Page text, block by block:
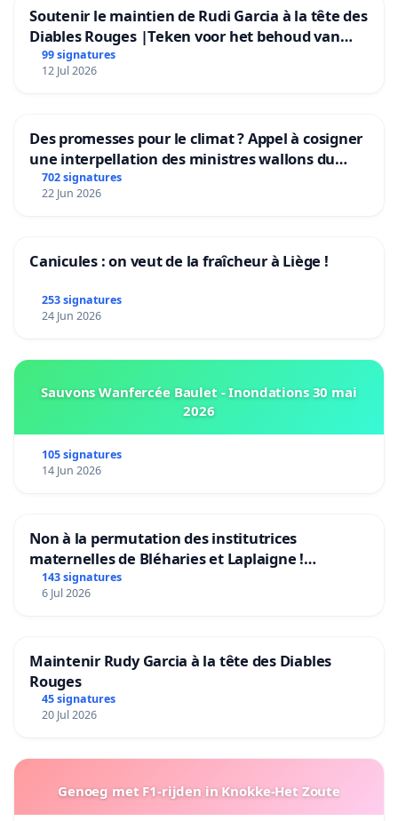
Soutenir le maintien de Rudi Garcia à la tête des
Diables Rouges |Teken voor het behoud van
Rudi Garcia als bondscoach
99 signatures
12 Jul 2026
Des promesses pour le climat ? Appel à cosigner
une interpellation des ministres wallons du
climat et de l’environnement.
702 signatures
22 Jun 2026
Canicules : on veut de la fraîcheur à Liège !
253 signatures
24 Jun 2026
Sauvons Wanfercée Baulet - Inondations 30 mai
2026
105 signatures
14 Jun 2026
Non à la permutation des institutrices
maternelles de Bléharies et Laplaigne !
Préservons la stabilité de nos enfants.
143 signatures
6 Jul 2026
Maintenir Rudy Garcia à la tête des Diables
Rouges
45 signatures
20 Jul 2026
Genoeg met F1-rijden in Knokke-Het Zoute